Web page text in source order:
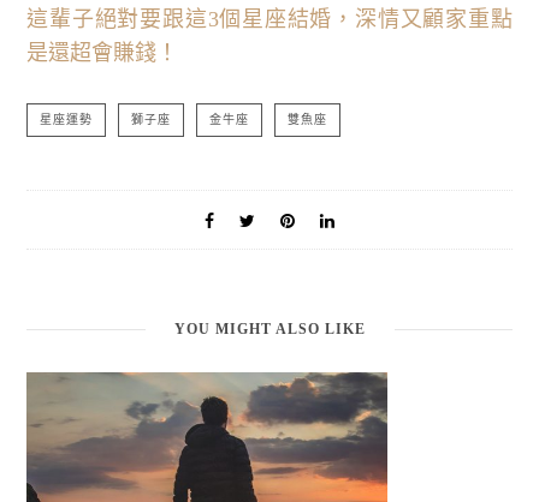
這輩子絕對要跟這3個星座結婚，深情又顧家重點
是還超會賺錢！
星座運勢 獅子座 金牛座 雙魚座
YOU MIGHT ALSO LIKE